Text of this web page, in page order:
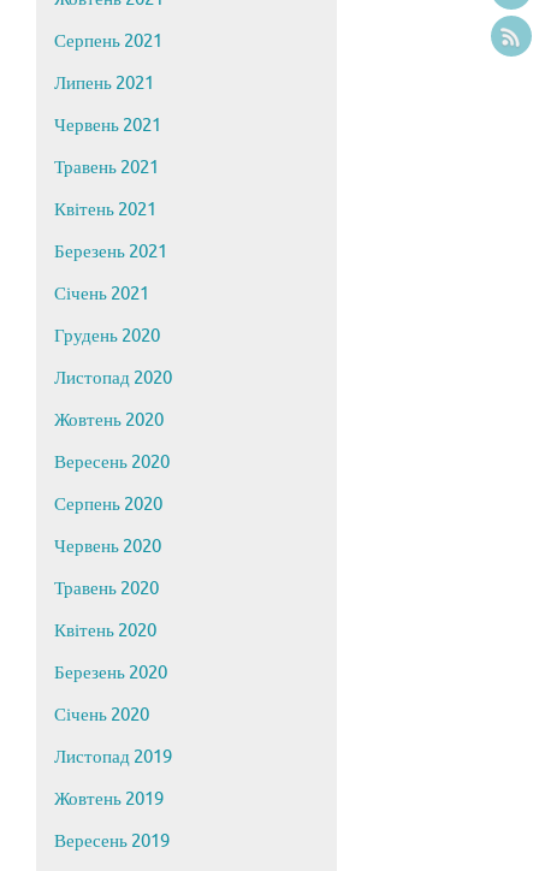
Серпень 2021
Липень 2021
Червень 2021
Травень 2021
Квітень 2021
Березень 2021
Січень 2021
Грудень 2020
Листопад 2020
Жовтень 2020
Вересень 2020
Серпень 2020
Червень 2020
Травень 2020
Квітень 2020
Березень 2020
Січень 2020
Листопад 2019
Жовтень 2019
Вересень 2019